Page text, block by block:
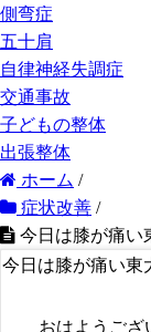
側弯症
五十肩
自律神経失調症
交通事故
子どもの整体
出張整体
ホーム /
症状改善 /
今日は膝が痛い
今日は膝が痛い東
おはようござ